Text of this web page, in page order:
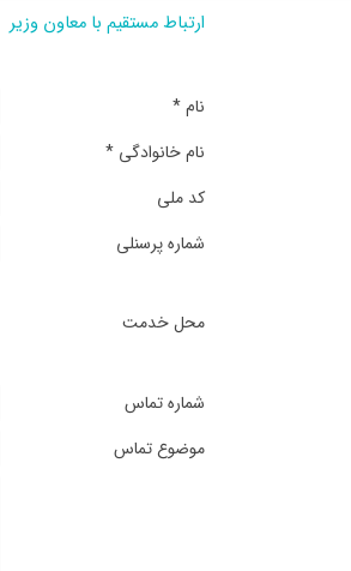
ارتباط مستقیم با معاون وزیر
نام *
نام خانوادگی *
کد ملی
شماره پرسنلی
محل خدمت
شماره تماس
موضوع تماس